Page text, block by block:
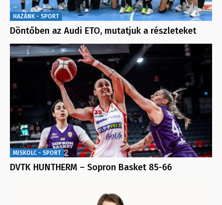
HAZÁNK - SPORT
Döntőben az Audi ETO, mutatjuk a részleteket
MISKOLC - SPORT
DVTK HUNTHERM – Sopron Basket 85-66